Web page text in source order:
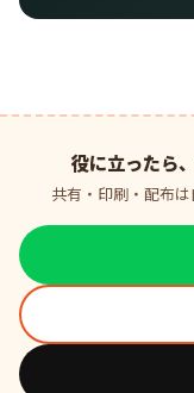
役に立ったら
共有・印刷・配布